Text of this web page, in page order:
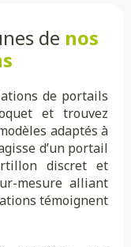
de nos
de portails
et trouvez
adaptés à
d’un portail
discret et
mesure alliant
témoignent